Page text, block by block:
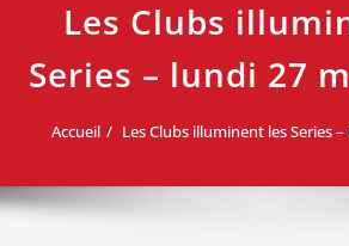
Les Clubs
Series – lundi 27
Accueil Les Clubs illuminent les Series